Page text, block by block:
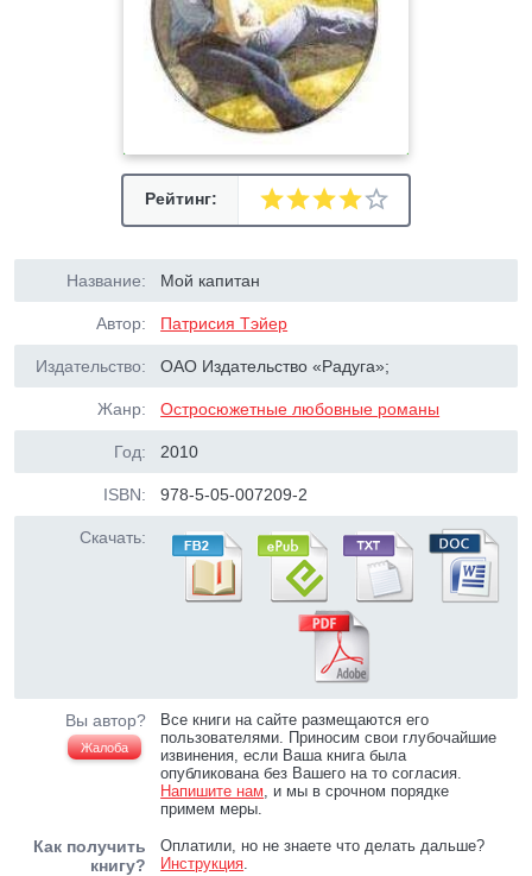
Рейтинг:
Название: Мой капитан
Автор: Патрисия Тэйер
Издательство: ОАО Издательство «Радуга»;
Жанр: Остросюжетные любовные романы
Год: 2010
ISBN: 978-5-05-007209-2
Скачать:
Вы автор?
Жалоба
Все книги на сайте размещаются его
пользователями. Приносим свои глубочайшие
извинения, если Ваша книга была
опубликована без Вашего на то согласия.
Напишите нам, и мы в срочном порядке
примем меры.
Как получить
книгу?
Оплатили, но не знаете что делать дальше?
Инструкция.